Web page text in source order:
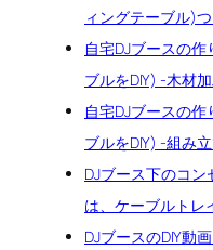
ィングテーブル)
自宅DJブースの
ブルをDIY) -木材
自宅DJブースの
ブルをDIY) -組み
DJブース下のコ
は、ケーブルトレ
DJブースのDIY動